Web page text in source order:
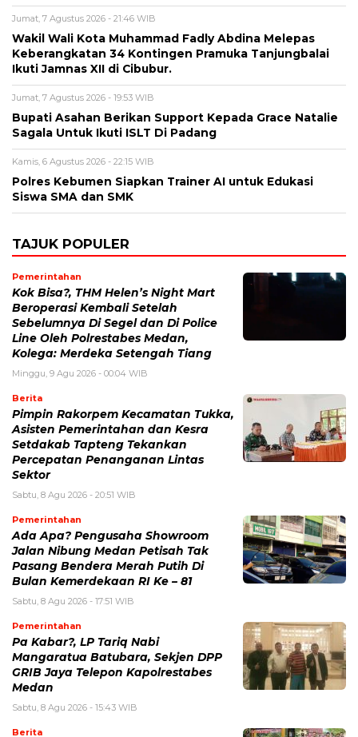
Jumat, 7 Agustus 2026 - 21:46 WIB
Wakil Wali Kota Muhammad Fadly Abdina Melepas
Keberangkatan 34 Kontingen Pramuka Tanjungbalai
Ikuti Jamnas XII di Cibubur.
Jumat, 7 Agustus 2026 - 19:53 WIB
Bupati Asahan Berikan Support Kepada Grace Natalie
Sagala Untuk Ikuti ISLT Di Padang
Kamis, 6 Agustus 2026 - 22:15 WIB
Polres Kebumen Siapkan Trainer AI untuk Edukasi
Siswa SMA dan SMK
TAJUK POPULER
Pemerintahan
Kok Bisa?, THM Helen’s Night Mart
Beroperasi Kembali Setelah
Sebelumnya Di Segel dan Di Police
Line Oleh Polrestabes Medan,
Kolega: Merdeka Setengah Tiang
Minggu, 9 Agu 2026 - 00:04 WIB
Berita
Pimpin Rakorpem Kecamatan Tukka,
Asisten Pemerintahan dan Kesra
Setdakab Tapteng Tekankan
Percepatan Penanganan Lintas
Sektor
Sabtu, 8 Agu 2026 - 20:51 WIB
Pemerintahan
Ada Apa? Pengusaha Showroom
Jalan Nibung Medan Petisah Tak
Pasang Bendera Merah Putih Di
Bulan Kemerdekaan RI Ke – 81
Sabtu, 8 Agu 2026 - 17:51 WIB
Pemerintahan
Pa Kabar?, LP Tariq Nabi
Mangaratua Batubara, Sekjen DPP
GRIB Jaya Telepon Kapolrestabes
Medan
Sabtu, 8 Agu 2026 - 15:43 WIB
Berita